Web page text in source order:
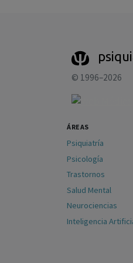
© 1996–2026
ÁREAS
Psiquiatría
Psicología
Trastornos
Salud Mental
Neurociencias
Inteligencia